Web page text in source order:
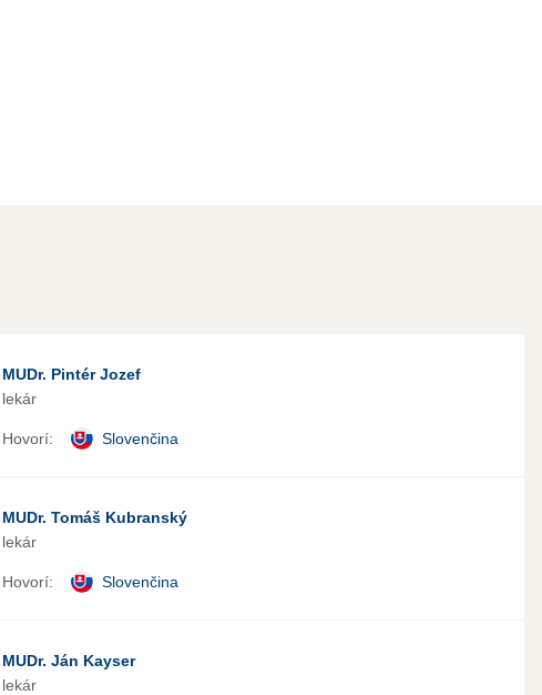
MUDr. Pintér Jozef
lekár
Hovorí: Slovenčina
MUDr. Tomáš Kubranský
lekár
Hovorí: Slovenčina
MUDr. Ján Kayser
lekár